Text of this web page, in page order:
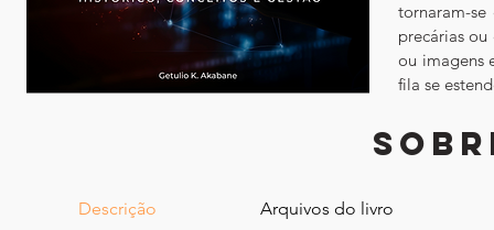
tornaram-
precárias
ou imagens
fila se
Descrição Arquivos do livro